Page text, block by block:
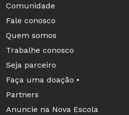
Comunidade
Fale conosco
Quem somos
Trabalhe conosco
Seja parceiro
Faça uma doação •
Partners
Anuncie na Nova Escola